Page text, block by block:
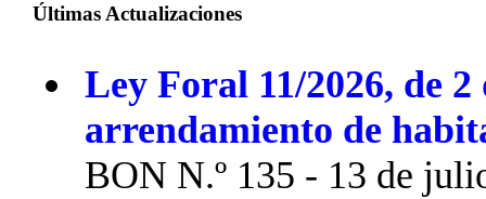
Últimas Actualizaciones
Ley Foral 11/2026, de
arrendamiento de
BON N.º 135 - 13 de